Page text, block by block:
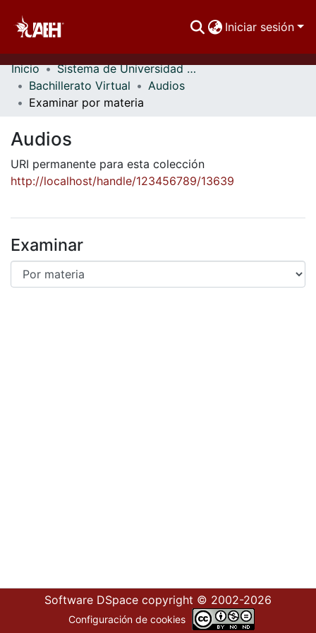
Iniciar sesión
Comunidades
Buscar Por
Estadísticas
Inicio
Sistema de Universidad Virtual
Bachillerato Virtual
Audios
Examinar por materia
Audios
URI permanente para esta colección
http://localhost/handle/123456789/13639
Examinar
Software DSpace copyright © 2002-2026
Configuración de cookies